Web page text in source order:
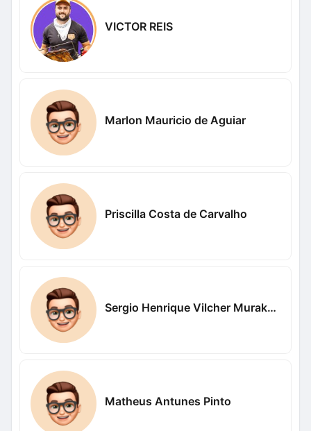
VICTOR REIS
Marlon Mauricio de Aguiar
Priscilla Costa de Carvalho
Sergio Henrique Vilcher Murakami
Matheus Antunes Pinto